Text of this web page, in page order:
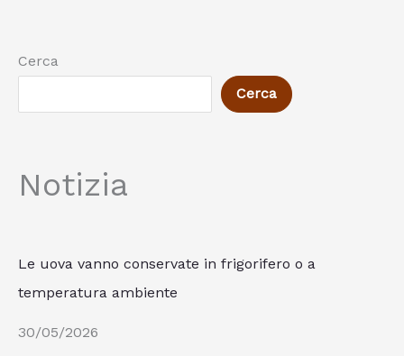
Cerca
Cerca
Notizia
Le uova vanno conservate in frigorifero o a
temperatura ambiente
30/05/2026